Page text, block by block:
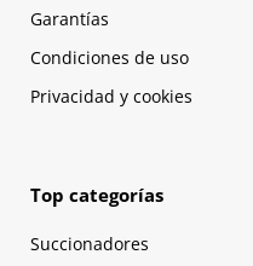
Garantías
Condiciones de uso
Privacidad y cookies
Top categorías
Succionadores